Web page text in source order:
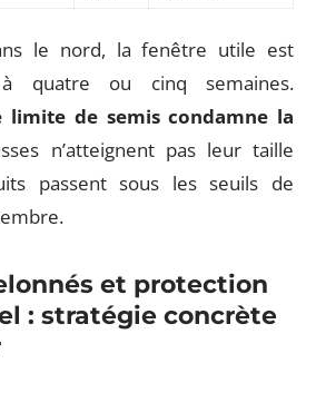
le nord, la fenêtre utile est
quatre ou cinq semaines.
limite de semis condamne la
n’atteignent pas leur taille
passent sous les seuils de
et protection
: stratégie concrète